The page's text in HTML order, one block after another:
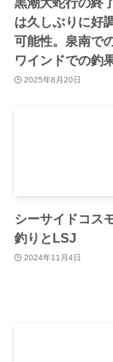
は久しぶりに好
可能性。泉南で
ワインドでの釣
2025年8月20日
シーサイドコス
釣りとLSJ
2024年11月4日